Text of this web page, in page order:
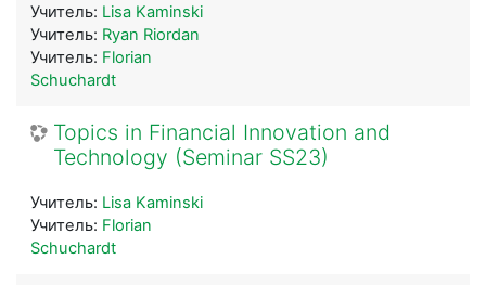
Учитель: Lisa Kaminski
Учитель: Ryan Riordan
Учитель: Florian
Schuchardt
Topics in Financial Innovation and
Technology (Seminar SS23)
Учитель: Lisa Kaminski
Учитель: Florian
Schuchardt